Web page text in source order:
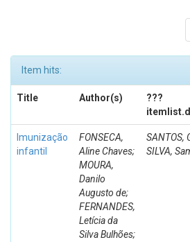
Item hits:
Title Author(s)
???
Imunização
infantil
FONSECA,
Aline Chaves;
MOURA,
Danilo
Augusto de;
FERNANDES,
Letícia da
Silva Bulhões;
SANTOS,
SILVA,